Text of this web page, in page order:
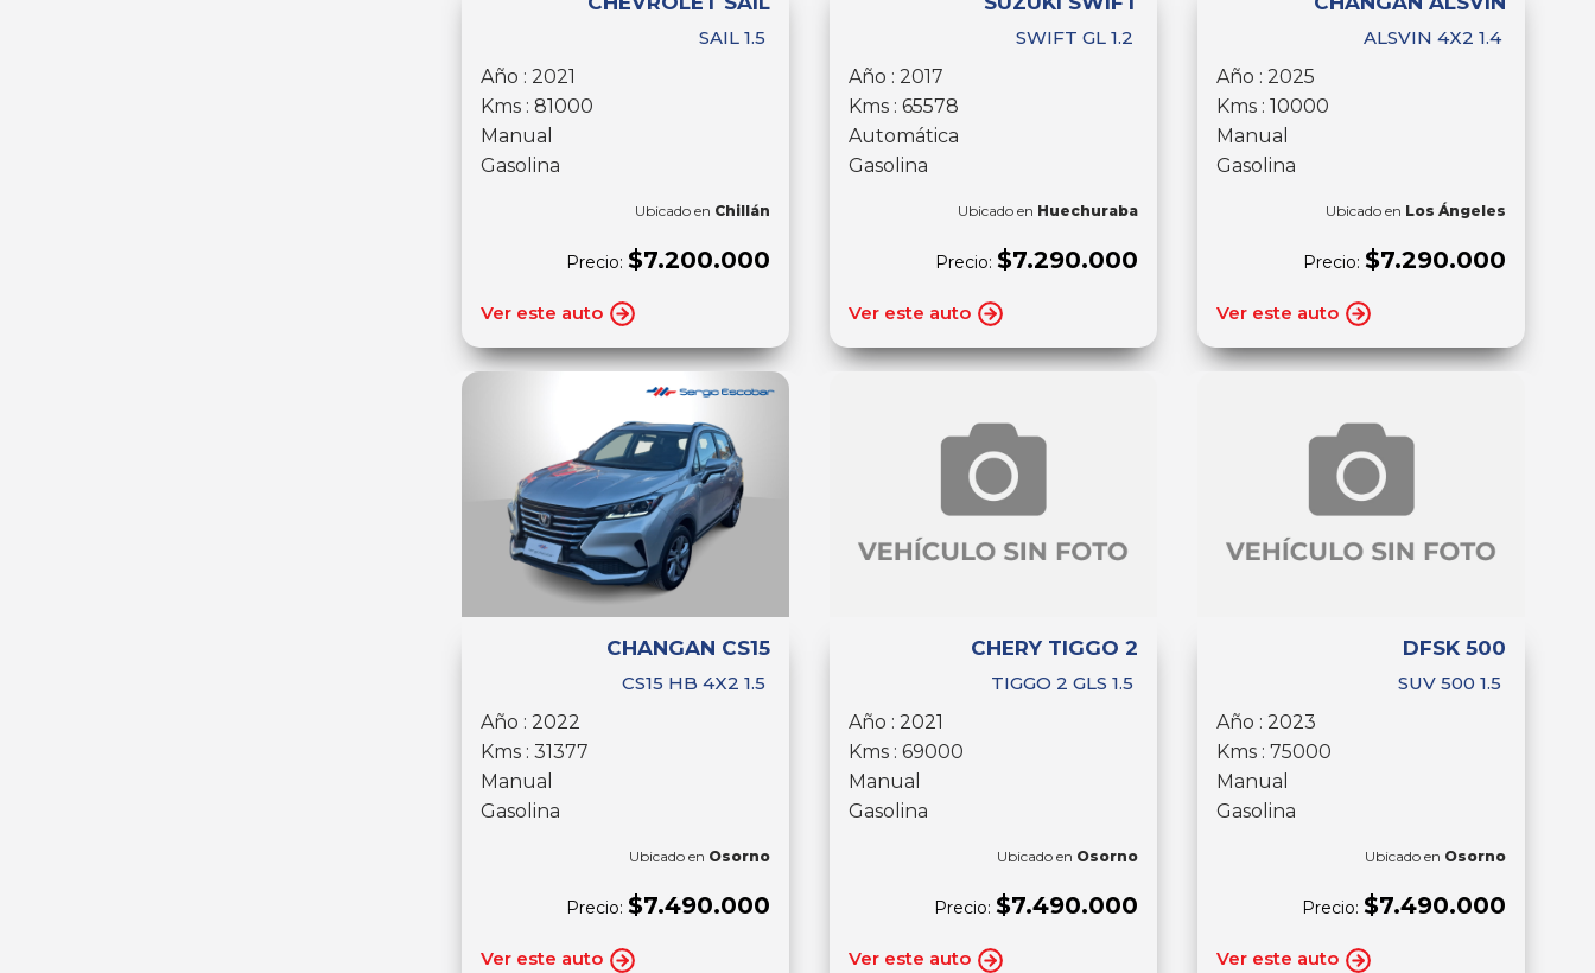
SAIL 1.5
Año : 2021
Kms : 81000
Manual
Gasolina
Ubicado en Chillán
Precio: $7.200.000
Ver este auto
SWIFT GL 1.2
Año : 2017
Kms : 65578
Automática
Gasolina
Ubicado en Huechuraba
Precio: $7.290.000
Ver este auto
ALSVIN 4X2 1.4
Año : 2025
Kms : 10000
Manual
Gasolina
Ubicado en Los Ángeles
Precio: $7.290.000
Ver este auto
CHANGAN CS15
CS15 HB 4X2 1.5
Año : 2022
Kms : 31377
Manual
Gasolina
Ubicado en Osorno
Precio: $7.490.000
Ver este auto
CHERY TIGGO 2
TIGGO 2 GLS 1.5
Año : 2021
Kms : 69000
Manual
Gasolina
Ubicado en Osorno
Precio: $7.490.000
Ver este auto
DFSK 500
SUV 500 1.5
Año : 2023
Kms : 75000
Manual
Gasolina
Ubicado en Osorno
Precio: $7.490.000
Ver este auto